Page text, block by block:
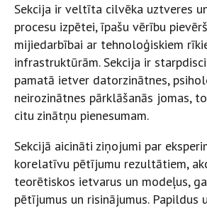
Sekcija ir veltīta cilvēka uztveres
procesu izpētei, īpašu vērību
mijiedarbībai ar tehnoloģiskiem
infrastruktūrām. Sekcija ir
pamatā ietver datorzinātnes,
neirozinātnes pārklāšanās jomas,
citu zinātņu pienesumam.
Sekcijā aicināti ziņojumi par
korelatīvu pētījumu rezultātiem,
teorētiskos ietvarus un modeļus,
pētījumus un risinājumus. Papildus